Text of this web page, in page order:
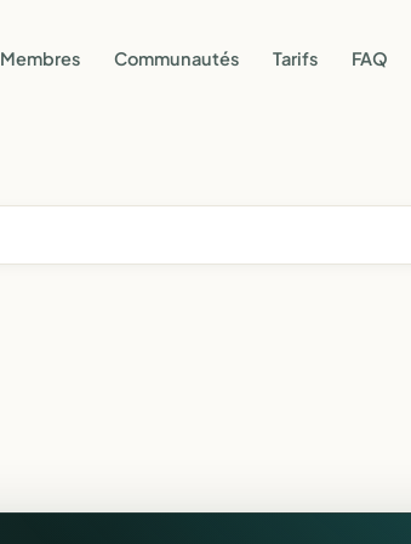
Membres Communautés Tarifs FAQ